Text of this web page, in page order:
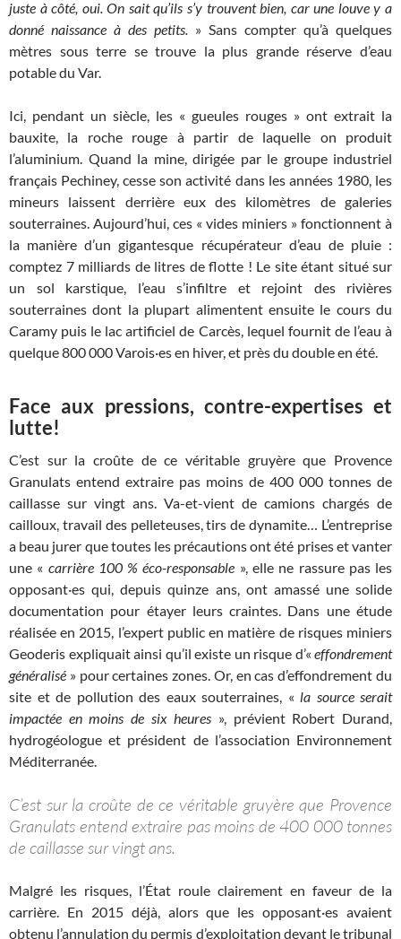
juste à côté, oui. On sait qu’ils s’y trouvent bien, car une louve y a
donné naissance à des petits. » Sans compter qu’à quelques
mètres sous terre se trouve la plus grande réserve d’eau
potable du Var.
Ici, pendant un siècle, les « gueules rouges » ont extrait la
bauxite, la roche rouge à partir de laquelle on produit
l’aluminium. Quand la mine, dirigée par le groupe industriel
français Pechiney, cesse son activité dans les années 1980, les
mineurs laissent derrière eux des kilomètres de galeries
souterraines. Aujourd’hui, ces « vides miniers » fonctionnent à
la manière d’un gigantesque récupérateur d’eau de pluie :
comptez 7 milliards de litres de flotte ! Le site étant situé sur
un sol karstique, l’eau s’infiltre et rejoint des rivières
souterraines dont la plupart alimentent ensuite le cours du
Caramy puis le lac artificiel de Carcès, lequel fournit de l’eau à
quelque 800 000 Varois·es en hiver, et près du double en été.
Face aux pressions, contre-expertises et
lutte!
C’est sur la croûte de ce véritable gruyère que Provence
Granulats entend extraire pas moins de 400 000 tonnes de
caillasse sur vingt ans. Va-et-vient de camions chargés de
cailloux, travail des pelleteuses, tirs de dynamite… L’entreprise
a beau jurer que toutes les précautions ont été prises et vanter
une « carrière 100 % éco-responsable », elle ne rassure pas les
opposant·es qui, depuis quinze ans, ont amassé une solide
documentation pour étayer leurs craintes. Dans une étude
réalisée en 2015, l’expert public en matière de risques miniers
Geoderis expliquait ainsi qu’il existe un risque d’« effondrement
généralisé » pour certaines zones. Or, en cas d’effondrement du
site et de pollution des eaux souterraines, « la source serait
impactée en moins de six heures », prévient Robert Durand,
hydrogéologue et président de l’association Environnement
Méditerranée.
C’est sur la croûte de ce véritable gruyère que Provence
Granulats entend extraire pas moins de 400 000 tonnes
de caillasse sur vingt ans.
Malgré les risques, l’État roule clairement en faveur de la
carrière. En 2015 déjà, alors que les opposant·es avaient
obtenu l’annulation du permis d’exploitation devant le tribunal